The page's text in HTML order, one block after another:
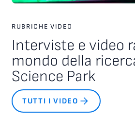
RUBRICHE VIDEO
Interviste e video
mondo della
Science Park
TUTTI I VIDEO